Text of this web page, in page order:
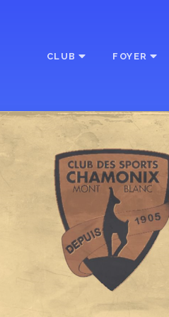
CLUB FOYER